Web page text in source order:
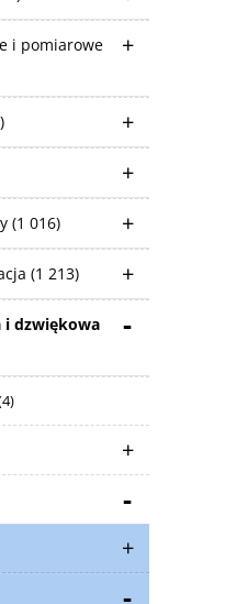
i pomiarowe
(1 016)
(1 213)
i dzwiękowa